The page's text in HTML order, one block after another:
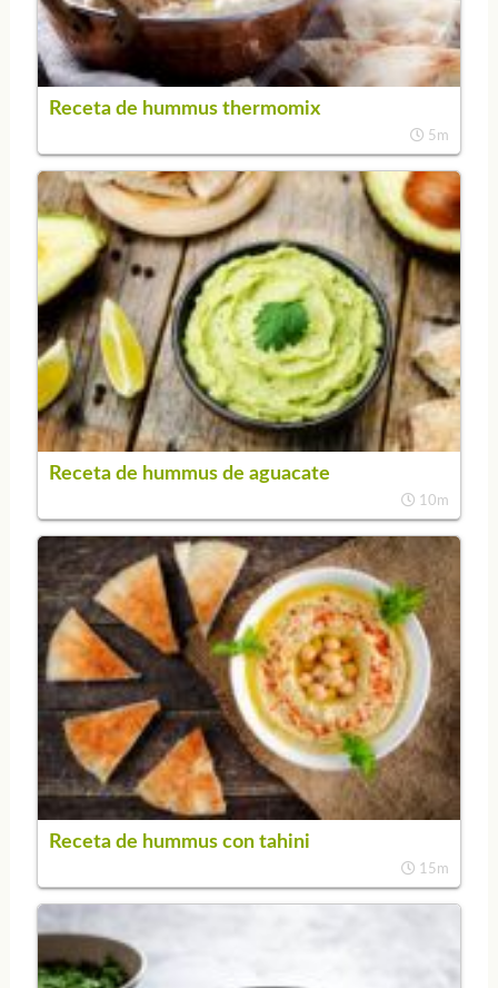
Receta de hummus thermomix
5m
Receta de hummus de aguacate
10m
Receta de hummus con tahini
15m